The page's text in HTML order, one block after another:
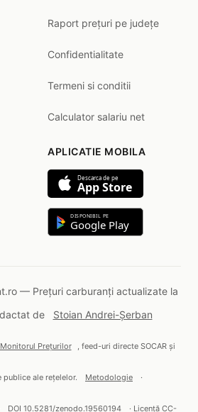
Raport prețuri pe județe
Confidentialitate
Termeni si conditii
Calculator salariu net
APLICATIE MOBILA
Descarca de pe
App Store
DISPONIBIL PE
Google Play
— Prețuri carburanți actualizate la
de
Stoian Andrei-Șerban
Prețurilor , feed-uri directe SOCAR și
publice ale rețelelor. Metodologie ·
DOI 10.5281/zenodo.19560194 · Licență CC-